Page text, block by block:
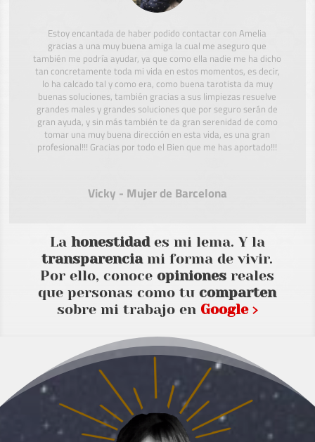
Estoy encantada de haber podido contactar con Amelia
gracias a una muy buena amiga la cual me aseguro que
también me podría ayudar, ya que como ella nadie me ha dicho
tan concretamente toda mi vida en estos momentos, es decir,
lo ha calcado tal y como era, como buena tarotista da muy
buenas soluciones, también gracias a sus limpiezas resuelve
grandes males y grandes soluciones que por seguro serán de
gran ayuda, y sin más también te da gran serenidad de como
tomar una muy buena dirección en esta vida, es una gran
profesional!!! Gracias por todo el Bien que me has aportado!!!
Vicky - Mujer de Barcelona
La honestidades mi lema. Y la
transparenciami forma de vivir.
Por ello, conoceopiniones reales
que personas como tucomparten
sobre mi trabajo en Google ›